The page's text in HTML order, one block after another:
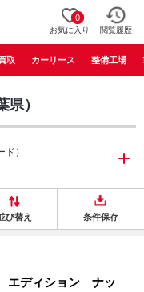
0
お気に入り 閲覧履歴
取 カーリース 整備工場
）
ド）
び替え 条件保存
ディション ナッ